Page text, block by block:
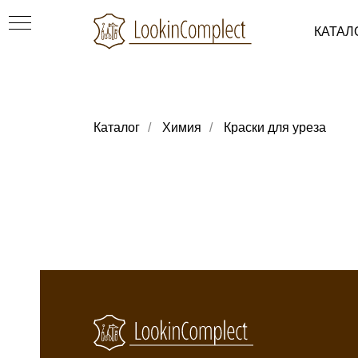
Каталог / Химия / Краски для уреза